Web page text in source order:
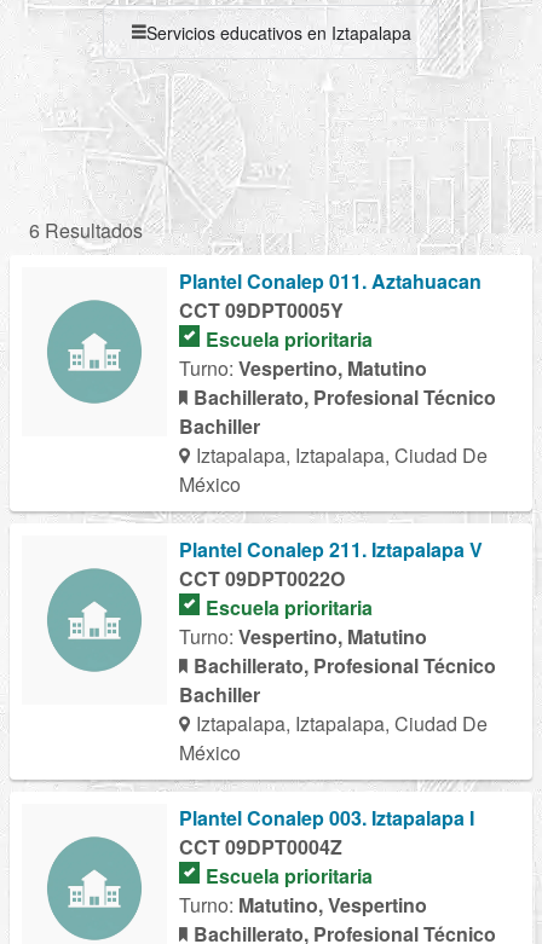
Servicios educativos en Iztapalapa
6 Resultados
Plantel Conalep 011. Aztahuacan
CCT 09DPT0005Y
Escuela prioritaria
Turno: Vespertino, Matutino
Bachillerato, Profesional Técnico
Bachiller
Iztapalapa, Iztapalapa, Ciudad De
México
Plantel Conalep 211. Iztapalapa V
CCT 09DPT0022O
Escuela prioritaria
Turno: Vespertino, Matutino
Bachillerato, Profesional Técnico
Bachiller
Iztapalapa, Iztapalapa, Ciudad De
México
Plantel Conalep 003. Iztapalapa I
CCT 09DPT0004Z
Escuela prioritaria
Turno: Matutino, Vespertino
Bachillerato, Profesional Técnico